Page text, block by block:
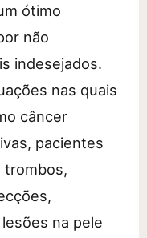
ótimo
não
indesejados.
nas quais
câncer
pacientes
trombos,
na pele